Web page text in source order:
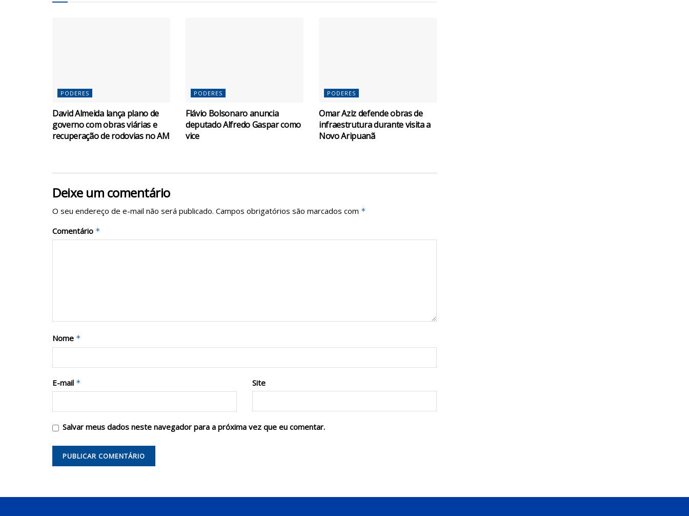
PODERES
David Almeida lança plano de
governo com obras viárias e
recuperação de rodovias no AM
PODERES
Flávio Bolsonaro anuncia
deputado Alfredo Gaspar como
vice
PODERES
Omar Aziz defende obras de
infraestrutura durante visita a
Novo Aripuanã
Deixe um comentário
O seu endereço de e-mail não será publicado. Campos obrigatórios são marcados com *
Comentário *
Nome *
E-mail * Site
Salvar meus dados neste navegador para a próxima vez que eu comentar.